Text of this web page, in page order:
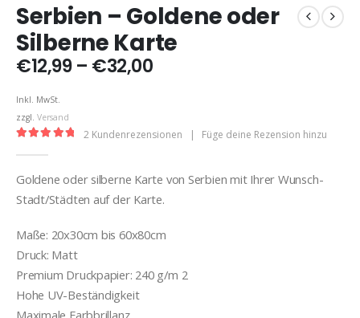
Serbien – Goldene oder
Silberne Karte
€12,99 – €32,00Preisspanne:
Inkl. MwSt.
zzgl. Versand
2 Kundenrezensionen | Füge deine Rezension hinzu
Goldene oder silberne Karte von Serbien mit Ihrer Wunsch-
Stadt/Städten auf der Karte.
Maße: 20x30cm bis 60x80cm
Druck: Matt
Premium Druckpapier: 240 g/m 2
Hohe UV-Beständigkeit
Maximale Farbbrillanz